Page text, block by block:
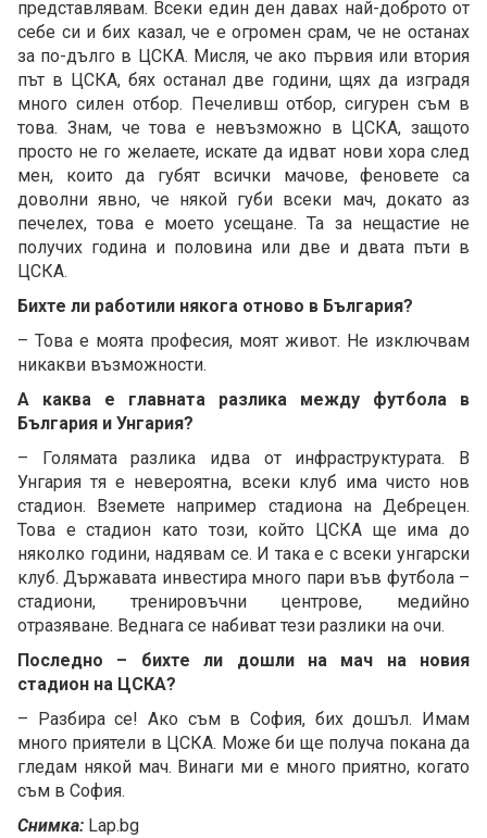
представлявам. Всеки един ден давах най-доброто от
себе си и бих казал, че е огромен срам, че не останах
за по-дълго в ЦСКА. Мисля, че ако първия или втория
път в ЦСКА, бях останал две години, щях да изградя
много силен отбор. Печеливш отбор, сигурен съм в
това. Знам, че това е невъзможно в ЦСКА, защото
просто не го желаете, искате да идват нови хора след
мен, които да губят всички мачове, феновете са
доволни явно, че някой губи всеки мач, докато аз
печелех, това е моето усещане. Та за нещастие не
получих година и половина или две и двата пъти в
ЦСКА.
Бихте ли работили някога отново в България?
– Това е моята професия, моят живот. Не изключвам
никакви възможности.
А каква е главната разлика между футбола в
България и Унгария?
– Голямата разлика идва от инфраструктурата. В
Унгария тя е невероятна, всеки клуб има чисто нов
стадион. Вземете например стадиона на Дебрецен.
Това е стадион като този, който ЦСКА ще има до
няколко години, надявам се. И така е с всеки унгарски
клуб. Държавата инвестира много пари във футбола –
стадиони, тренировъчни центрове, медийно
отразяване. Веднага се набиват тези разлики на очи.
Последно – бихте ли дошли на мач на новия
стадион на ЦСКА?
– Разбира се! Ако съм в София, бих дошъл. Имам
много приятели в ЦСКА. Може би ще получа покана да
гледам някой мач. Винаги ми е много приятно, когато
съм в София.
Снимка: Lap.bg